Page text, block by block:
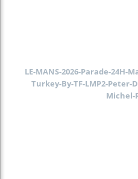
LE-MANS-2026-Parade-24H-
Turkey-By-TF-LMP2-Peter-
Michel-